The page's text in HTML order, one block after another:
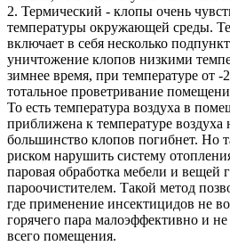
2. Термический - клопы очень
температуры окружающей среды.
включает в себя несколько
уничтожение клопов низкими
зимнее время, при температуре от -
тотальное проветривание
То есть температура воздуха в
приближена к температуре воздуха
большинство клопов погибнет. Но
риском нарушить систему
паровая обработка мебели и вещей
пароочистителем. Такой метод
где применение инсектицидов не
горячего пара малоэффективно и
всего помещения.